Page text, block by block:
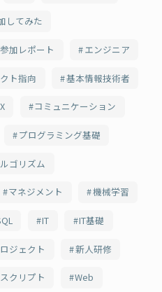
してみた
加レポート エンジニア
ト指向 基本情報技術者
コミュニケーション
プログラミング基礎
ゴリズム
マネジメント 機械学習
IT IT基礎
ジェクト 新人研修
クリプト Web